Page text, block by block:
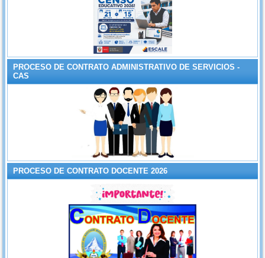
PROCESO DE CONTRATO ADMINISTRATIVO DE SERVICIOS -
CAS
PROCESO DE CONTRATO DOCENTE 2026